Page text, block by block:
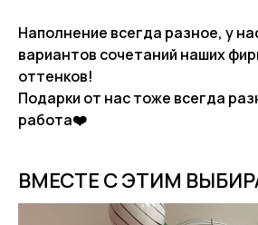
Наполнение всегда разное, у
вариантов сочетаний наших
оттенков!
Подарки от нас тоже всегда
работа❤️
ВМЕСТЕ С ЭТИМ